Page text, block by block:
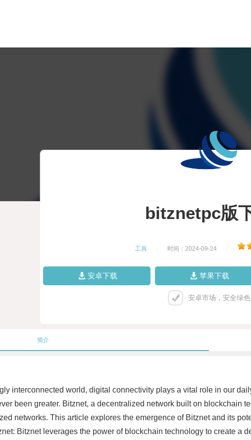
bitznetpc版
工具 时间：2024-09-24
安卓下载 苹果下载
安卓市场，安全绿色
简介
interconnected world, digital connectivity plays a vital role in our
been greater. Bitznet, a decentralized network built on blockchain
networks. This article explores the emergence of Bitznet and its
Bitznet leverages the power of blockchain technology to create a